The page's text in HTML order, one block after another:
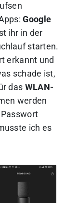
Google
ihr in der
starten.
erkannt und
schade ist,
das WLAN-
werden
ich es